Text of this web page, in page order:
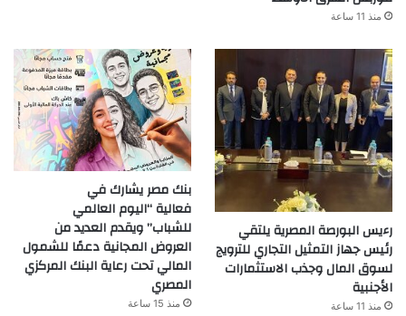
منذ 11 ساعة
رءيس البورصة المصرية يلتقي
رئيس جهاز التمثيل التجاري للترويج
لسوق المال وجذب الاستثمارات
الأجنبية
منذ 11 ساعة
بنك مصر يشارك في
فعالية “اليوم العالمي
للشباب” ويقدم العديد من
العروض المجانية دعمًا للشمول
المالي تحت رعاية البنك المركزي
المصري
منذ 15 ساعة